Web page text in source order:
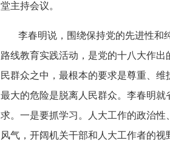
堂主持会议。
李春明说，围绕保持党的先进性和
路线教育实践活动，是党的十八大作
民群众之中，最根本的要求是尊重、
最大的危险是脱离人民群众。李春明
求。一是要抓学习。人大工作的政治
风气，开阔机关干部和人大工作者的